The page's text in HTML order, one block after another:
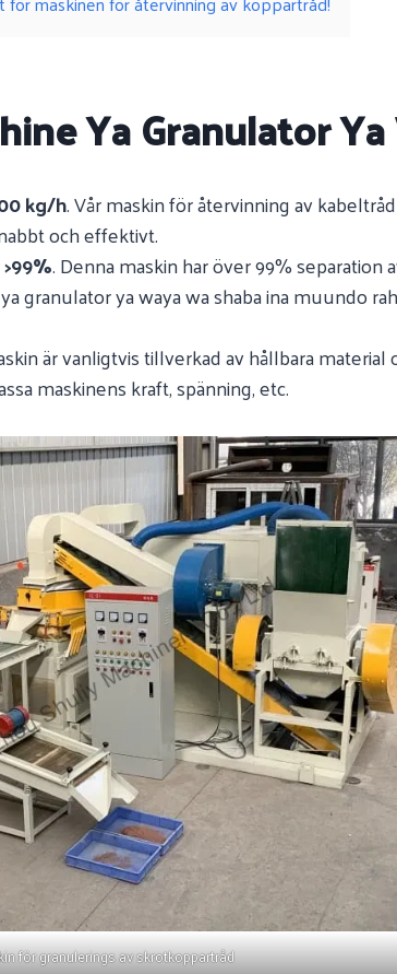
Ya Granulator
kg/h. Vår maskin för återvinning av
och effektivt.
. Denna maskin har över 99% separation
granulator ya waya wa shaba ina muundo
är vanligtvis tillverkad av hållbara
maskinens kraft, spänning, etc.
för granulerings av skrotkoppartråd